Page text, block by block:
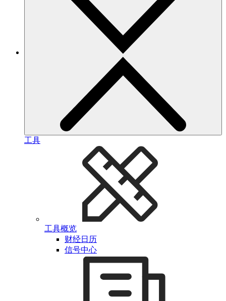
工具
工具概览
财经日历
信号中心